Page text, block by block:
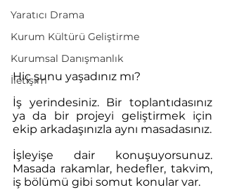
Yaratıcı Drama
Kurum Kültürü Geliştirme
Kurumsal Danışmanlık
İletişim
Hiç şunu yaşadınız mı?
İş yerindesiniz. Bir toplantıdasınız
ya da bir projeyi geliştirmek için
İşleyişe dair konuşuyorsunuz.
Masada rakamlar, hedefler, takvim,
iş bölümü gibi somut konular var.